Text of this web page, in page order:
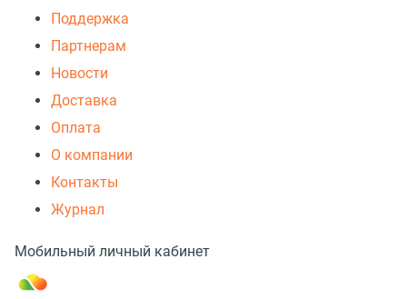
Поддержка
Партнерам
Новости
Доставка
Оплата
О компании
Контакты
Журнал
Мобильный личный кабинет